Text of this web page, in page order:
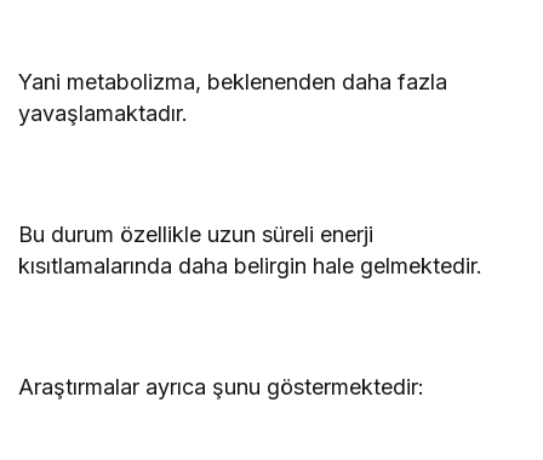
Yani metabolizma, beklenenden daha fazla
yavaşlamaktadır.
Bu durum özellikle uzun süreli enerji
kısıtlamalarında daha belirgin hale gelmektedir.
Araştırmalar ayrıca şunu göstermektedir: